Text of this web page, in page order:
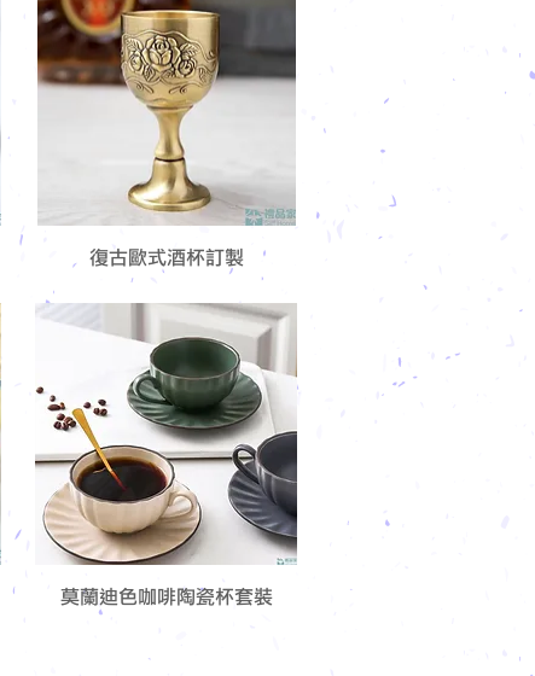
復古歐式酒杯訂製
莫蘭迪色咖啡陶瓷杯套裝